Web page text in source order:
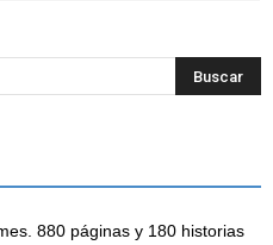
880 páginas y 180 historias